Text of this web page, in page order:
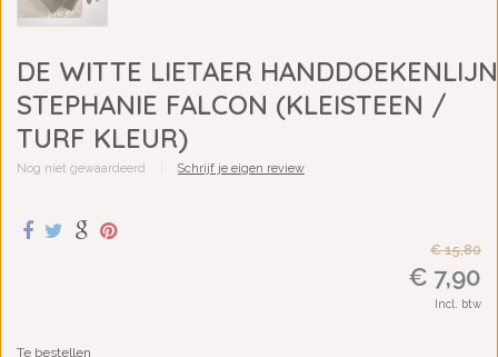
DE WITTE LIETAER HANDDOEKENLIJN
STEPHANIE FALCON (KLEISTEEN /
TURF KLEUR)
Nog niet gewaardeerd Schrijf je eigen review
€ 15,80
€ 7,90
Incl. btw
Te bestellen